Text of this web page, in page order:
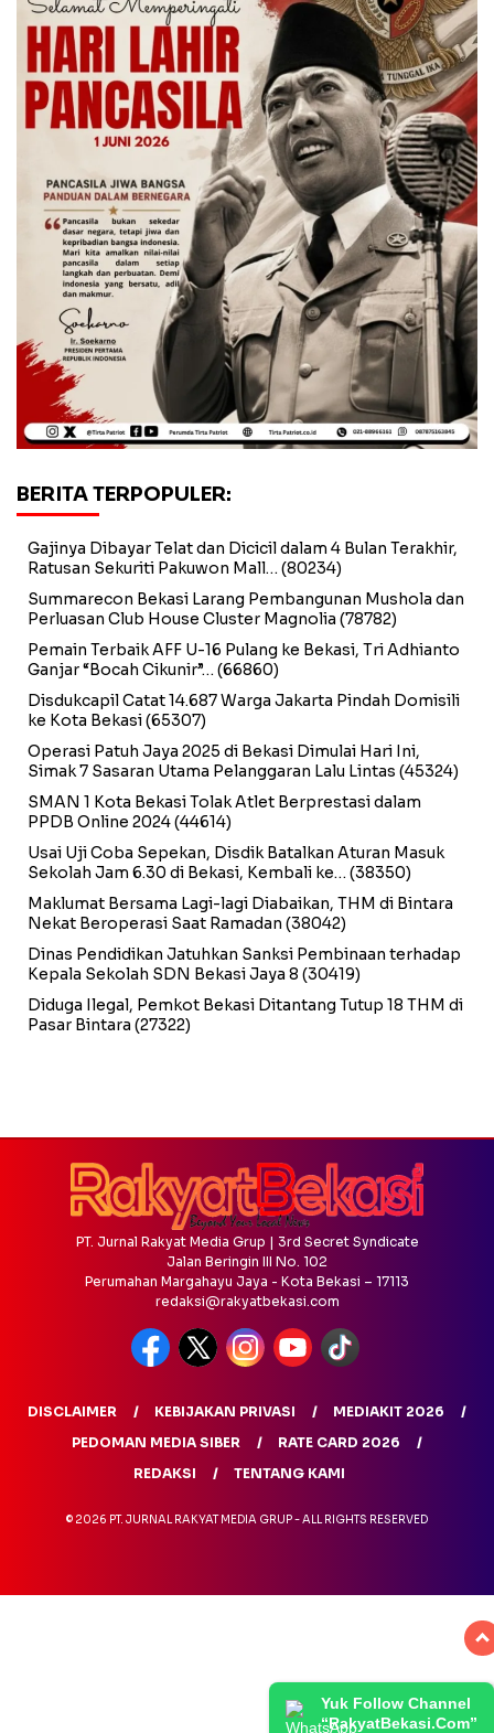
BERITA TERPOPULER:
Gajinya Dibayar Telat dan Dicicil dalam 4 Bulan Terakhir,
Ratusan Sekuriti Pakuwon Mall… (80234)
Summarecon Bekasi Larang Pembangunan Mushola dan
Perluasan Club House Cluster Magnolia (78782)
Pemain Terbaik AFF U-16 Pulang ke Bekasi, Tri Adhianto
Ganjar “Bocah Cikunir”… (66860)
Disdukcapil Catat 14.687 Warga Jakarta Pindah Domisili
ke Kota Bekasi(65307)
Operasi Patuh Jaya 2025 di Bekasi Dimulai Hari Ini,
Simak 7 Sasaran Utama Pelanggaran Lalu Lintas (45324)
SMAN 1 Kota Bekasi Tolak Atlet Berprestasi dalam
PPDB Online 2024(44614)
Usai Uji Coba Sepekan, Disdik Batalkan Aturan Masuk
Sekolah Jam 6.30 di Bekasi, Kembali ke… (38350)
Maklumat Bersama Lagi-lagi Diabaikan, THM di Bintara
Nekat Beroperasi Saat Ramadan (38042)
Dinas Pendidikan Jatuhkan Sanksi Pembinaan terhadap
Kepala Sekolah SDN Bekasi Jaya 8 (30419)
Diduga Ilegal, Pemkot Bekasi Ditantang Tutup 18 THM di
Pasar Bintara (27322)
Yuk Follow Channel
“RakyatBekasi.Com”
PT. Jurnal Rakyat Media Grup | 3rd Secret Syndicate
Jalan Beringin III No. 102
Perumahan Margahayu Jaya - Kota Bekasi – 17113
redaksi@rakyatbekasi.com
DISCLAIMER KEBIJAKAN PRIVASI
MEDIAKIT 2026
PEDOMAN MEDIA SIBER
RATE CARD 2026
REDAKSI
TENTANG KAMI
© 2026 PT. JURNAL RAKYAT MEDIA GRUP - ALL RIGHTS RESERVED